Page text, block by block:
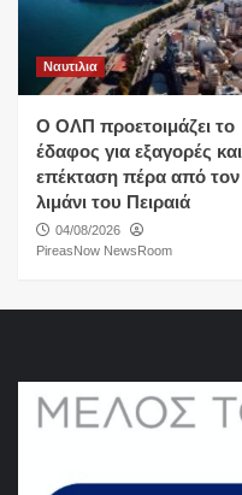
Ναυτιλια
O ΟΛΠ προετοιμάζει το
έδαφος για εξαγορές και
επέκταση πέρα από τον
λιμάνι του Πειραιά
04/08/2026
PireasNow NewsRoom